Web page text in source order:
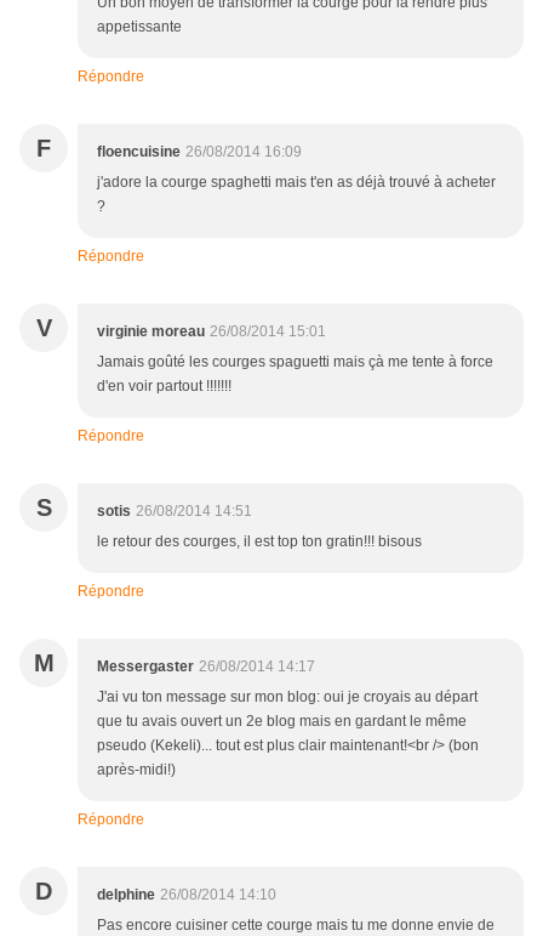
appetissante
Répondre
F floencuisine 26/08/2014 16:09
j'adore la courge spaghetti mais t'en as déjà trouvé à acheter
?
Répondre
V virginie moreau 26/08/2014 15:01
Jamais goûté les courges spaguetti mais çà me tente à force
d'en voir partout !!!!!!!
Répondre
S sotis 26/08/2014 14:51
le retour des courges, il est top ton gratin!!! bisous
Répondre
M Messergaster 26/08/2014 14:17
J'ai vu ton message sur mon blog: oui je croyais au départ
que tu avais ouvert un 2e blog mais en gardant le même
pseudo (Kekeli)... tout est plus clair maintenant!<br /> (bon
après-midi!)
Répondre
D delphine 26/08/2014 14:10
Pas encore cuisiner cette courge mais tu me donne envie de